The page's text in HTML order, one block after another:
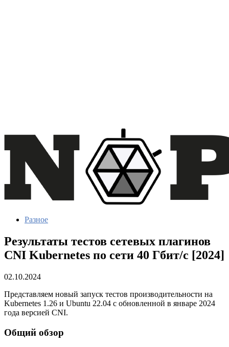
Разное
Результаты тестов сетевых плагинов
CNI Kubernetes по сети 40 Гбит/с [2024]
02.10.2024
Представляем новый запуск тестов производительности на
Kubernetes 1.26 и Ubuntu 22.04 с обновленной в январе 2024
года версией CNI.
Общий обзор